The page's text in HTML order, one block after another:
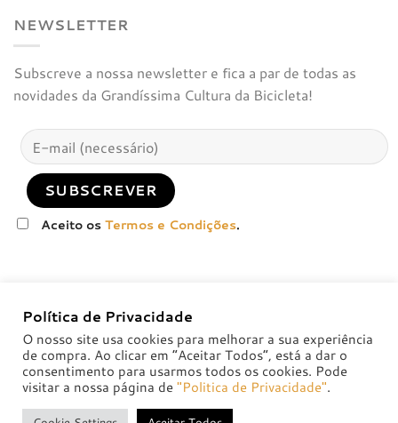
NEWSLETTER
Subscreve a nossa newsletter e fica a par de todas as
novidades da Grandíssima Cultura da Bicicleta!
Aceito osTermos e Condições.
POLÍTICAS DE TROCA E DEVOLUÇÃO
Política de Privacidade
O nosso site usa cookies para melhorar a sua experiência
de compra. Ao clicar em “Aceitar Todos”, está a dar o
consentimento para usarmos todos os cookies. Pode
visitar a nossa página de"Politica de Privacidade".